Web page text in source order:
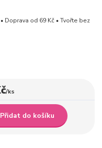
Doprava od 69 Kč • Tvořte bez
/ks
Přidat do košíku